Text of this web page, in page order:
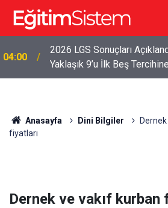
04:00
2026 LGS Sonuçları
Yaklaşık 9’u İlk Beş
Anasayfa Dini Bilgiler
fiyatları
Dernek ve vakıf kurban